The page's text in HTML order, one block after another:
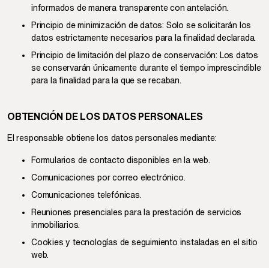
informados de manera transparente con antelación.
Principio de minimización de datos: Solo se solicitarán los
datos estrictamente necesarios para la finalidad declarada.
Principio de limitación del plazo de conservación: Los datos
se conservarán únicamente durante el tiempo imprescindible
para la finalidad para la que se recaban.
OBTENCIÓN DE LOS DATOS PERSONALES
El responsable obtiene los datos personales mediante:
Formularios de contacto disponibles en la web.
Comunicaciones por correo electrónico.
Comunicaciones telefónicas.
Reuniones presenciales para la prestación de servicios
inmobiliarios.
Cookies y tecnologías de seguimiento instaladas en el sitio
web.